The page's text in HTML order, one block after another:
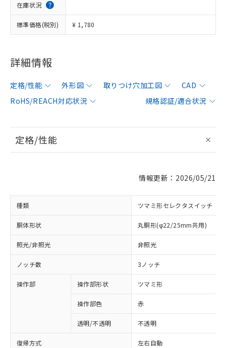
在庫状況
標準価格(税別) ¥ 1,780
詳細情報
定格/性能 外形図 取りつけ穴加工図
CAD
RoHS/REACH対応状況
規格認証/適合状況
定格/性能
情報更新：2026/05/21
種類 ツマミ形セレクタスイッチ
胴体形状 丸胴形(φ22/25mm共用)
照光/非照光 非照光
ノッチ数 3ノッチ
操作部 操作部形状 ツマミ形
操作部色 赤
透明/不透明 不透明
復帰方式 左右自動